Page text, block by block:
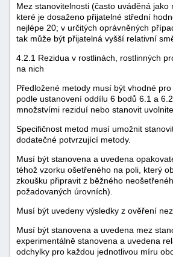
Mez stanovitelnosti (často uváděná
které je dosaženo přijatelné střední
nejlépe 20; v určitých oprávněných
tak může být přijatelná vyšší relativní
4.2.1 Rezidua v rostlinách, rostlinných
na nich
Předložené metody musí být vhodné
podle ustanovení oddílu 6 bodů 6.1 a
množstvími reziduí nebo stanovit
Specifičnost metod musí umožnit
dodatečné potvrzující metody.
Musí být stanovena a uvedena
téhož vzorku ošetřeného na poli, který
zkoušku připravit z běžného
požadovaných úrovních).
Musí být uvedeny výsledky z ověření
Musí být stanovena a uvedena mez
experimentálně stanovena a uvedena
odchylky pro každou jednotlivou míru